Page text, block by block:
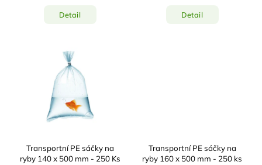
Detail Detail
Transportní PE sáčky na
ryby 140 x 500 mm - 250 Ks
Transportní PE sáčky na
ryby 160 x 500 mm - 250 ks